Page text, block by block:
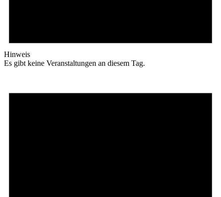
Hinweis
Es gibt keine Veranstaltungen an diesem Tag.